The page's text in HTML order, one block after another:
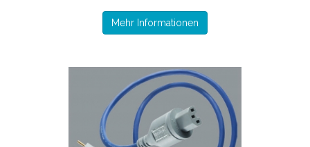
Mehr Informationen